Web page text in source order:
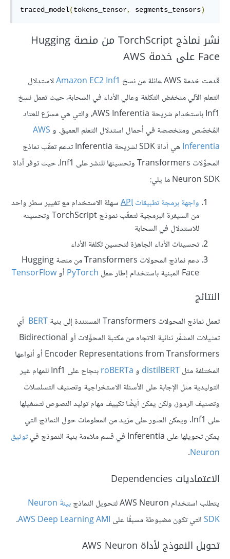
traced_model(tokens_tensor, segments_tensors)
نشر نماذج TorchScript من منصة Hugging
Face على خدمة AWS
قدمت خدمة AWS عائلة من نسخ Amazon EC2 Inf1لاستدلال
التعلم الآلي منخفض التكلفة وعالي الأداء في السحابة، حيث تعمل نسخ
Inf1 باستخدام شريحة AWS Inferentia، والتي هي مسرّع للعتاد
المُخصّص ومتخصصة في أحمال استدلال التعلم العميق. وAWS
Inferentia
هي أداة SDK لشريحة Inferentia تدعم تعقّب نماذج
المحوِّلات Transformers وتحسينها للنشر على Inf1، حيث توفر أداة
Neuron SDK ما يلي:
واجهة برمجة تطبيقاتAPIسهلة الاستخدام مع تغيير سطر واحد
من الشيفرة البرمجية لتعقّب نموذج TorchScript وتحسينه
للاستدلال في السحابة
تحسينات الأداء الجاهزة لتحسين تكلفة الأداء
دعم نماذج المحولات Transformers من منصة Hugging
Face المبنية باستخدام إطار عمل
PyTorch أوTensorFlow
النتائج
تعمل نماذج المحولات Transformers المستندة إلى بنية BERT أي
تمثيلات المشفّر ثنائية الاتجاه من مكتبة المحوِّلات أو Bidirectional
Encoder Representations from Transformers أو أنواعها
المختلفة مثلdistilBERT وroBERTa
بنجاح على Inf1 للمهام غير
التوليدية مثل الإجابة على الأسئلة الاستخراجية وتصنيف التسلسلات
وتصنيف الرموز، ولكن يمكن أيضًا تكييف مهام توليد النصوص لتشغيلها
على Inf1. ويمكن العثور على مزيد من المعلومات حول النماذج التي
يمكن تحويلها على Inferentia في قسم ملاءمة بنية النموذج في
توثيق
Neuron
.
الاعتماديات Dependencies
يتطلب استخدام AWS Neuron لتحويل النماذج
بيئةَ Neuron
SDKالتي تكون مضبوطة مسبقًا على AWS Deep Learning AMI
.
تحويل النموذج لأداة AWS Neuron